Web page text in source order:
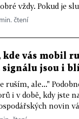
vždy. Pokud je
čtení
kde vás mobil
signálu jsou i
ruším, ale..."
i v době, kdy jste
novin